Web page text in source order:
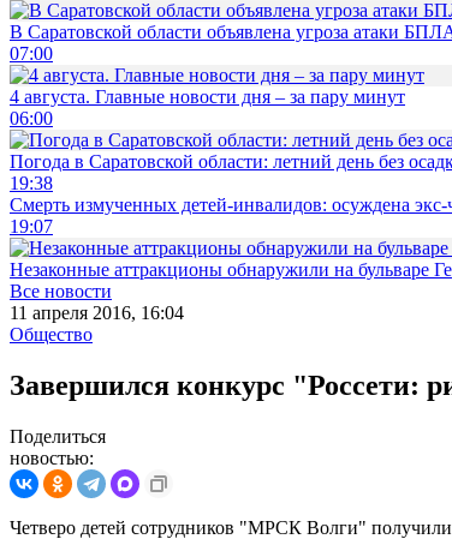
В Саратовской области объявлена угроза атаки
07:00
4 августа. Главные новости дня – за пару минут
06:00
Погода в Саратовской области: летний день без
19:38
Смерть измученных детей-инвалидов: осуждена
19:07
Незаконные аттракционы обнаружили на бульваре
Все новости
11 апреля 2016, 16:04
Общество
Завершился конкурс "Россети:
Поделиться
новостью:
Четверо детей сотрудников "МРСК Волги"